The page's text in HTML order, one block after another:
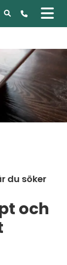
du söker
och